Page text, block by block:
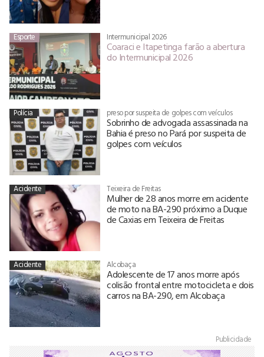
Esporte Intermunicipal 2026
Coaraci e Itapetinga farão a abertura
do Intermunicipal 2026
Polícia preso por suspeita de golpes com veículos
Sobrinho de advogada assassinada na
Bahia é preso no Pará por suspeita de
golpes com veículos
Acidente Teixeira de Freitas
Mulher de 28 anos morre em acidente
de moto na BA-290 próximo a Duque
de Caxias em Teixeira de Freitas
Acidente Alcobaça
Adolescente de 17 anos morre após
colisão frontal entre motocicleta e dois
carros na BA-290, em Alcobaça
Publicidade